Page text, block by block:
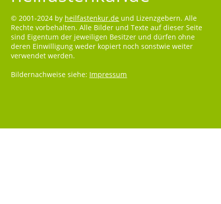
© 2001-2024 by heilfastenkur.de und Lizenzgebern. Alle
Rechte vorbehalten. Alle Bilder und Texte auf dieser Seite
sind Eigentum der jeweiligen Besitzer und dürfen ohne
deren Einwilligung weder kopiert noch sonstwie weiter
verwendet werden.
Bildernachweise siehe: Impressum